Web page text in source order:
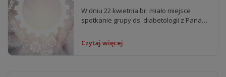
W dniu 22 kwietnia br. miało miejsce
spotkanie grupy ds. diabetologii z Panam
Czytaj więcej